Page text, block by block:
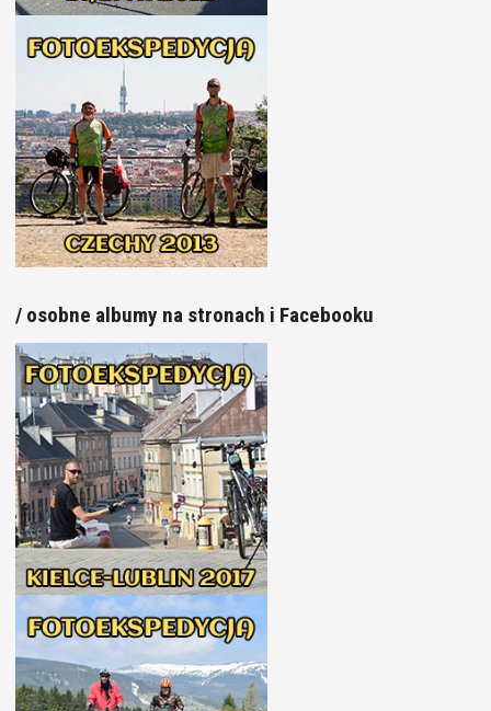
/ osobne albumy na stronach i Facebooku